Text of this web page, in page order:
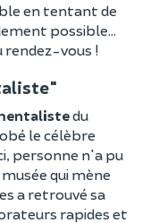
en tentant de
possible…
rendez-vous !
du
le célèbre
personne n'a pu
qui mène
a retrouvé sa
rapides et